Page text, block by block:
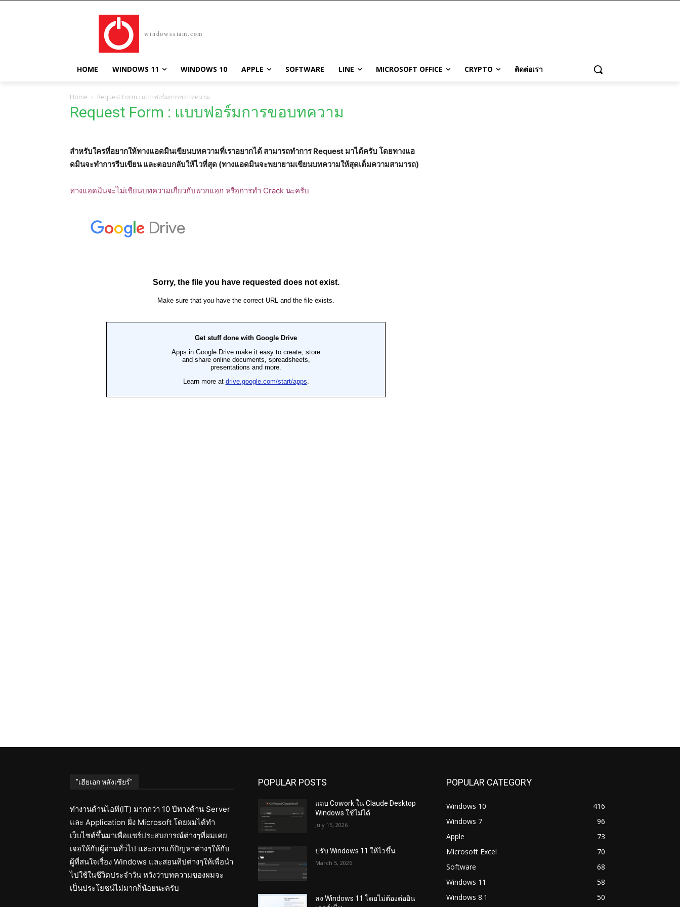
windowssiam.com
HOME WINDOWS 11 WINDOWS 10 APPLE SOFTWARE LINE MICROSOFT OFFICE CRYPTO ติดต่อเรา
Home Request Form : แบบฟอร์มการขอบทความ
Request Form : แบบฟอร์มการขอบทความ
สำหรับใครที่อยากให้ทางแอดมินเขียนบทความที่เราอยากได้ สามารถทำการ Request มาได้ครับ โดยทางแอ
ดมินจะทำการรีบเขียน และตอบกลับให้ไวที่สุด (ทางแอดมินจะพยายามเขียนบทความให้สุดเต็มความสามารถ)
ทางแอดมินจะไม่เขียนบทความเกี่ยวกับพวกแฮก หรือการทำ Crack นะครับ
"เฮียเอก หลังเซียร์"
ทำงานด้านไอที(IT) มากกว่า 10 ปีทางด้าน Server
และ Application ฝั่ง Microsoft โดยผมได้ทำ
เว็บไซต์ขึ้นมาเพื่อแชร์ประสบการณ์ต่างๆที่ผมเคย
เจอให้กับผู้อ่านทั่วไป และการแก้ปัญหาต่างๆให้กับ
ผู้ที่สนใจเรื่อง Windows และสอนทิปต่างๆให้เพื่อนำ
ไปใช้ในชีวิตประจำวัน หวังว่าบทความของผมจะ
เป็นประโยชน์ไม่มากก็น้อยนะครับ
POPULAR POSTS
แถบ Cowork ใน Claude Desktop
Windows ใช้ไม่ได้
July 15, 2026
ปรับ Windows 11 ให้ไวขึ้น
March 5, 2026
ลง Windows 11 โดยไม่ต้องต่ออิน
POPULAR CATEGORY
Windows 10
416
Windows 7
96
Apple
73
Microsoft Excel
70
Software
68
Windows 11
58
Windows 8.1
50